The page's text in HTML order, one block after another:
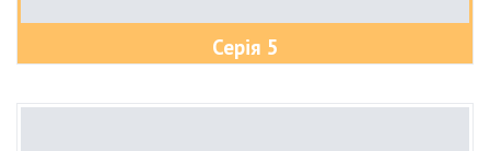
Серія 5